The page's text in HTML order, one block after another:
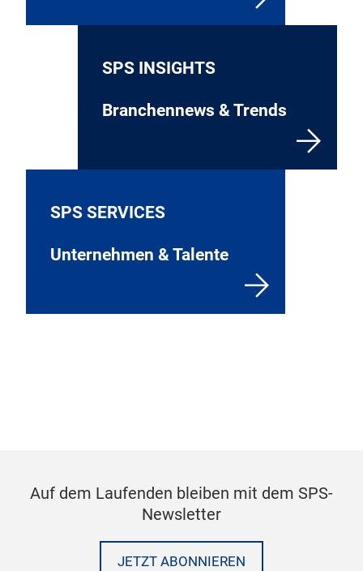
SPS INSIGHTS
Branchennews & Trends
SPS SERVICES
Unternehmen & Talente
Auf dem Laufenden bleiben mit dem SPS-
Newsletter
JETZT ABONNIEREN